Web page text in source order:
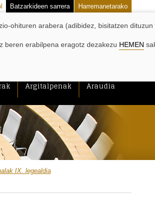
Batzarkideen sarrera Harremanetarako
Argitalpenak Araudia
IX. legealdia
ohituren arabera (adibidez, bisitatzen dituzun
beren erabilpena eragotz dezakezu HEMEN